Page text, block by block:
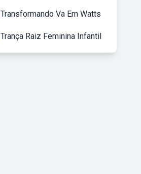
Transformando Va Em Watts
Trança Raiz Feminina Infantil